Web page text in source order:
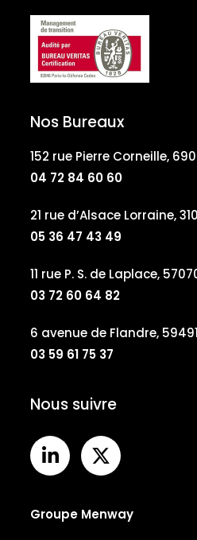
Nos Bureaux
152 rue Pierre Corneille,
04 72 84 60 60
21 rue d’Alsace Lorraine,
05 36 47 43 49
11 rue P. S. de Laplace,
03 72 60 64 82
6 avenue de Flandre,
03 59 61 75 37
Nous suivre
Groupe Menway